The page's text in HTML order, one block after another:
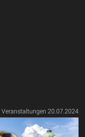
Veranstaltungen 20.07.2024